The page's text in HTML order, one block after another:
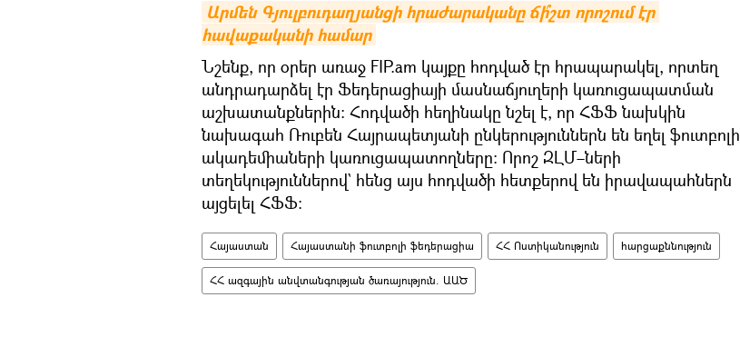
Արմեն Գյուլբուդաղյանցի հրաժարականը ճի՞շտ որոշում էր
հավաքականի համար
Նշենք, որ օրեր առաջ FIP.am կայքը հոդված էր հրապարակել, որտեղ
անդրադարձել էր Ֆեդերացիայի մասնաճյուղերի կառուցապատման
աշխատանքներին։ Հոդվածի հեղինակը նշել է, որ ՀՖՖ նախկին
նախագահ Ռուբեն Հայրապետյանի ընկերություններն են եղել ֆուտբոլի
ակադեմիաների կառուցապատողները։ Որոշ ԶԼՄ–ների
տեղեկություններով` հենց այս հոդվածի հետքերով են իրավապահներն
այցելել ՀՖՖ։
Հայաստան Հայաստանի ֆուտբոլի ֆեդերացիա ՀՀ Ոստիկանություն հարցաքննություն
ՀՀ ազգային անվտանգության ծառայություն. ԱԱԾ